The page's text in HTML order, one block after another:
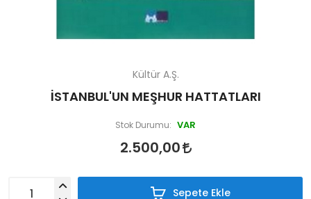
Kültür A.Ş.
İSTANBUL'UN MEŞHUR HATTATLARI
Stok Durumu: VAR
2.500,00
Sepete Ekle